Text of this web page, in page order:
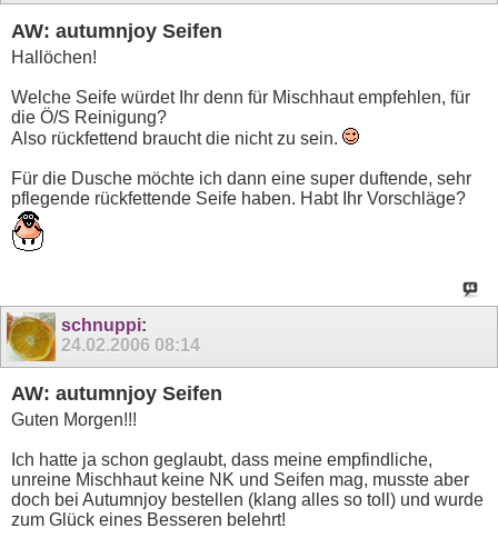
AW: autumnjoy Seifen
Hallöchen!
Welche Seife würdet Ihr denn für Mischhaut empfehlen, für
die Ö/S Reinigung?
Also rückfettend braucht die nicht zu sein.
Für die Dusche möchte ich dann eine super duftende, sehr
pflegende rückfettende Seife haben. Habt Ihr Vorschläge?
schnuppi:
24.02.2006 08:14
AW: autumnjoy Seifen
Guten Morgen!!!
Ich hatte ja schon geglaubt, dass meine empfindliche,
unreine Mischhaut keine NK und Seifen mag, musste aber
doch bei Autumnjoy bestellen (klang alles so toll) und wurde
zum Glück eines Besseren belehrt!